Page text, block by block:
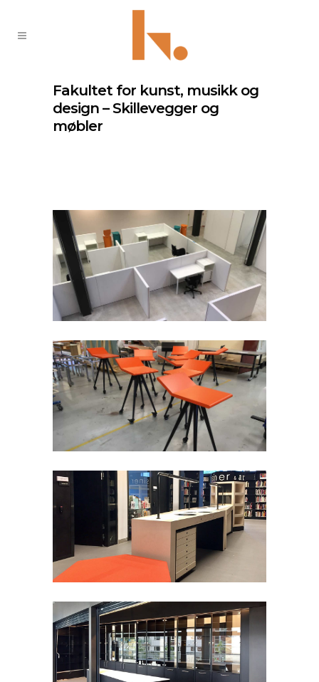
Fakultet for kunst, musikk og
design – Skillevegger og
møbler